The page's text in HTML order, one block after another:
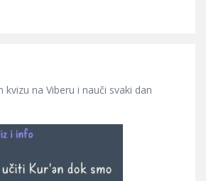
kvizu na Viberu i nauči svaki dan